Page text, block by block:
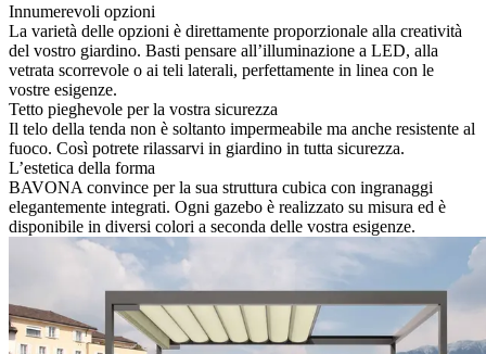
Innumerevoli opzioni
La varietà delle opzioni è direttamente proporzionale alla creatività
del vostro giardino. Basti pensare all’illuminazione a LED, alla
vetrata scorrevole o ai teli laterali, perfettamente in linea con le
vostre esigenze.
Tetto pieghevole per la vostra sicurezza
Il telo della tenda non è soltanto impermeabile ma anche resistente al
fuoco. Così potrete rilassarvi in giardino in tutta sicurezza.
L’estetica della forma
BAVONA convince per la sua struttura cubica con ingranaggi
elegantemente integrati. Ogni gazebo è realizzato su misura ed è
disponibile in diversi colori a seconda delle vostra esigenze.